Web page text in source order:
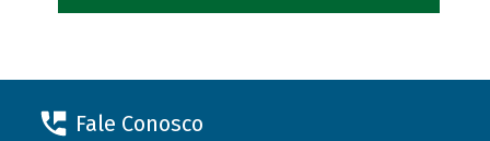
Fale Conosco